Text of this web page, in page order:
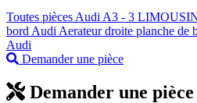
Toutes pièces Audi A3 - 3
bord Audi Aerateur droite planche de
Audi
Demander une pièce
Demander une pièce